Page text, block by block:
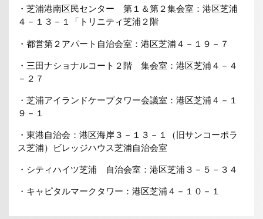
・芝浦港南区民センター 第１＆第２集会室：港区芝浦
４－１３－１「トリニティ芝浦２階
・都営第２アパート自治会室：港区芝浦４－１９－７
・三田ナショナルコート２階 集会室：港区芝浦４－４
－２７
・芝浦アイランドケープタワー会議室：港区芝浦４－１
９－１
・東港自治会：港区海岸３－１３－１（旧サンコーポラ
ス芝浦）ビレッジハウス芝浦自治会室
・シティハイツ芝浦 自治会室：港区芝浦３－５－３４
・キャピタルマークタワー：港区芝浦４－１０－１